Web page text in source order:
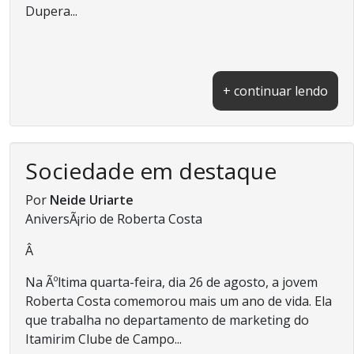
Dupera...
+ continuar lendo
Sociedade em destaque
Por Neide Uriarte
AniversÃ¡rio de Roberta Costa
Â
Na Ãºltima quarta-feira, dia 26 de agosto, a jovem
Roberta Costa comemorou mais um ano de vida. Ela
que trabalha no departamento de marketing do
Itamirim Clube de Campo...